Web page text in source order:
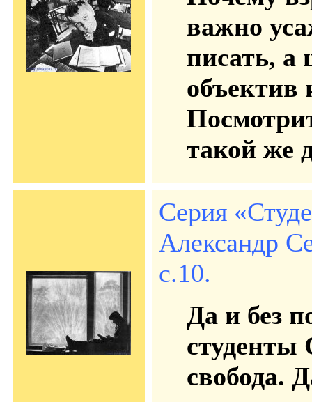
важно
писать, а
объектив
такой же
Серия
Александр
с.10.
Да и без
студенты
свобода.